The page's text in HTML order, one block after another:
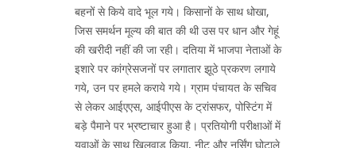
बहनों से किये वादे भूल गये। किसानों के साथ धोखा,
जिस समर्थन मूल्य की बात की थी उस पर धान और गेहूं
की खरीदी नहीं की जा रही। दतिया में भाजपा नेताओं के
इशारे पर कांग्रेसजनों पर लगातार झूठे प्रकरण लगाये
गये, उन पर हमले कराये गये। ग्राम पंचायत के सचिव
से लेकर आईएएस, आईपीएस के ट्रांसफर, पोस्टिंग में
बड़े पैमाने पर भ्रष्टाचार हुआ है। प्रतियोगी परीक्षाओं में
युवाओं के साथ खिलवाड़ किया, नीट और नर्सिंग घोटाले